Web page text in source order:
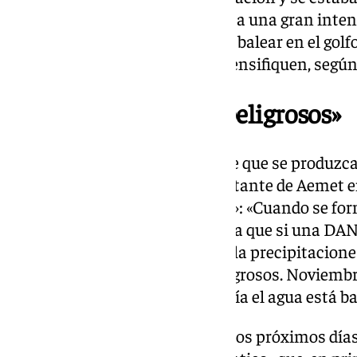
estuvo muchas horas lloviendo a una gran
mar más cálido, como es el mar balear en el
clave para que las lluvias se intensifiquen,
«Estamos en meses peligrosos»
Preguntado por la posibilidad de que se
próximas semanas, el representante de Aemet
seguimos en «meses peligrosos»: «Cuando se
estar el mar caliente, lo que pasa que si una
mar está caliente, lógicamente la
Todavía estamos en meses peligrosos.
hasta mitad de diciembre todavía el agua está
En cuanto a la predicción para los próximos